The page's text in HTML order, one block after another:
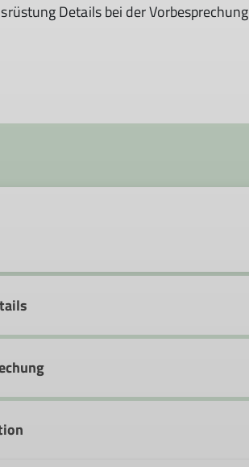
Details bei der Vorbesprechung